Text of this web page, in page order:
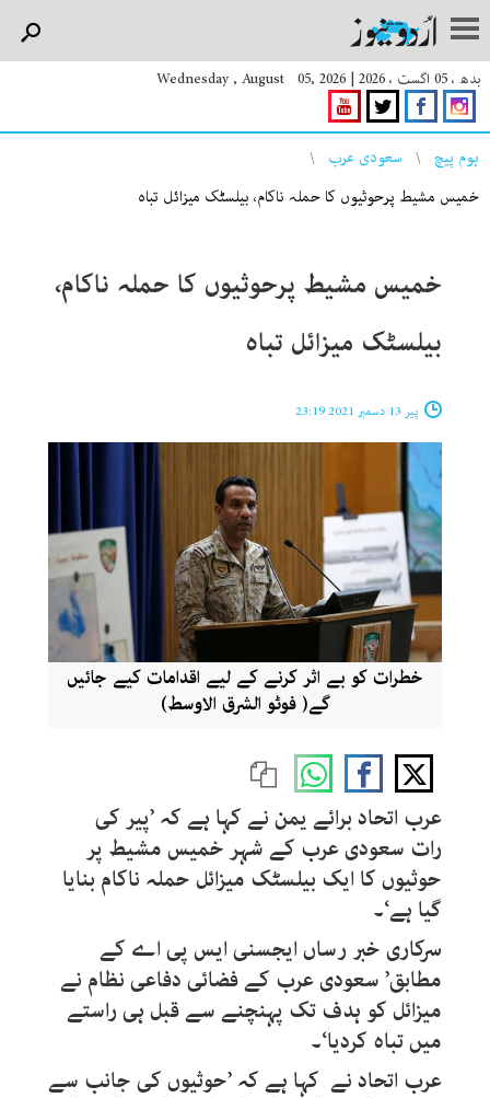
بدھ ، 05 اگست ، 2026 |
Wednesday , August 05, 2026
You are here
ہوم پیچ
سعودی عرب
خمیس مشیط پرحوثیوں کا حملہ ناکام، بیلسٹک میزائل تباہ
خمیس مشیط پرحوثیوں کا حملہ ناکام،
بیلسٹک میزائل تباہ
پیر 13 دسمبر 2021 23:19
خطرات کو بے اثر کرنے کے لیے اقدامات کیے جائیں
گے( فوٹو الشرق الاوسط)
عرب اتحاد برائے یمن نے کہا ہے کہ ’پیر کی
رات سعودی عرب کے شہر خمیس مشیط پر
حوثیوں کا ایک بیلسٹک میزائل حملہ ناکام بنایا
گیا ہے‘۔
سرکاری خبر رساں ایجسنی ایس پی اے کے
مطابق’ سعودی عرب کے فضائی دفاعی نظام نے
میزائل کو ہدف تک پہنچنے سے قبل ہی راستے
میں تباہ کردیا‘۔
عرب اتحاد نے کہا ہے کہ ’حوثیوں کی جانب سے